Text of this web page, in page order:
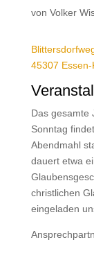
von Volker
45307 Essen-
Das gesamte
Sonntag
Abendmahl
dauert etwa
christlichen
eingeladen